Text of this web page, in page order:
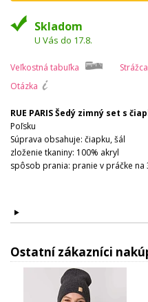
Skladom
U Vás do 17.8.
Veľkostná tabuľka
Otázka
RUE PARIS Šedý zimný set s
Poľsku
Súprava obsahuje: čiapku, šál
zloženie tkaniny: 100% akryl
spôsob prania: pranie v práčke na
Ostatní zákazníci